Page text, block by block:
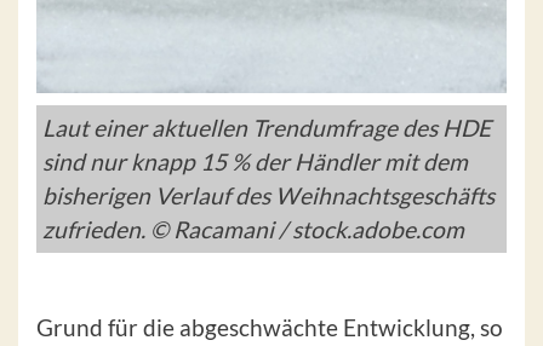
Laut einer aktuellen Trendumfrage des HDE
sind nur knapp 15 % der Händler mit dem
bisherigen Verlauf des Weihnachtsgeschäfts
zufrieden. © Racamani / stock.adobe.com
Grund für die abgeschwächte Entwicklung, so